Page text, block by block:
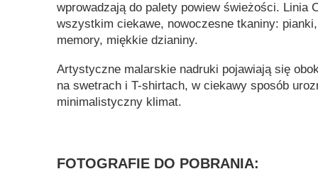
wprowadzają do palety powiew świeżości. Linia
wszystkim ciekawe, nowoczesne tkaniny:
memory, miękkie dzianiny.
Artystyczne malarskie nadruki pojawiają się
na swetrach i T-shirtach, w ciekawy sposób
minimalistyczny klimat.
FOTOGRAFIE DO POBRANIA: